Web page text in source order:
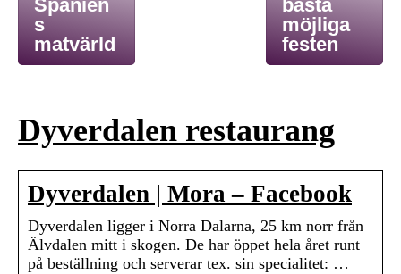
Spanien
s
matvärld
bästa
möjliga
festen
Dyverdalen restaurang
Dyverdalen | Mora – Facebook
Dyverdalen ligger i Norra Dalarna, 25 km norr från
Älvdalen mitt i skogen. De har öppet hela året runt
på beställning och serverar tex. sin specialitet: …